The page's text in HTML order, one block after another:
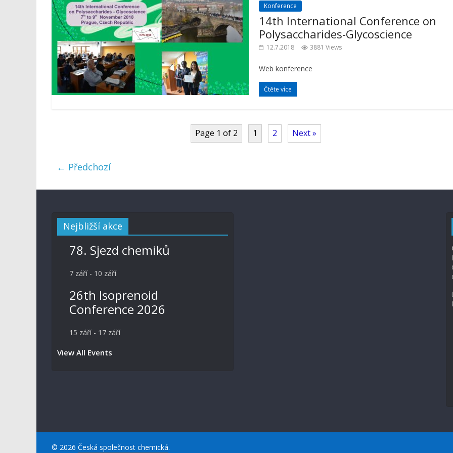
Konference
14th International Conference on
Polysaccharides-Glycoscience
12.7.2018 3881 Views
Web konference
Čtěte více
Page 1 of 2 1 2 Next »
← Předchozí
Nejbližší akce
78. Sjezd chemiků
7 září- 10 září
26th Isoprenoid
Conference 2026
15 září- 17 září
View All Events
© 2026 Česká společnost chemická.